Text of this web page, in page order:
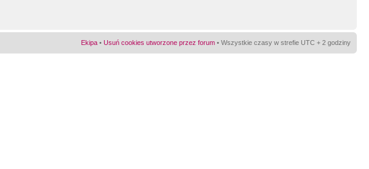
Ekipa • Usuń cookies utworzone przez forum • Wszystkie czasy w strefie UTC + 2 godziny